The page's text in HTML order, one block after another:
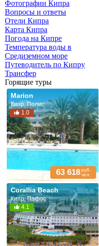
Фотографии Кипра
Вопросы и ответы
Отели Кипра
Карта Кипра
Погода на Кипре
Температура воды в
Средиземном море
Путеводитель по Кипру
Трансфер
Горящие туры
Marion
Кипр, Полис
1.0
63 618руб.
чел.
Corallia Beach
Кипр, Пафос
4.1